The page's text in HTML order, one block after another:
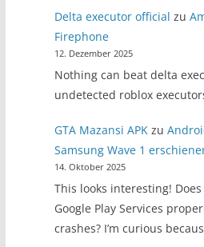
Delta executor official zu
Firephone
12. Dezember 2025
Nothing can beat delta
undetected roblox
GTA Mazansi APK zu
Samsung Wave 1
14. Oktober 2025
This looks interesting!
Google Play Services
crashes? I’m curious